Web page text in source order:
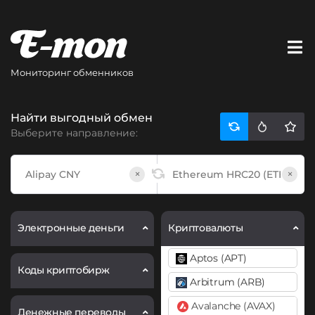
Мониторинг обменников
Найти выгодный обмен
Выберите направление:
× ×
Электронные деньги
Коды криптобирж
Денежные переводы
Криптовалюты
Aptos (APT)
Arbitrum (ARB)
Avalanche (AVAX)